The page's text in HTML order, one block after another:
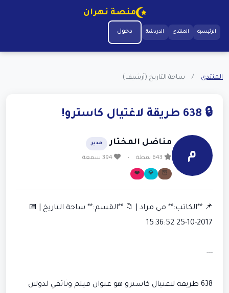
منصة نهران
الرئيسية المنتدى الدردشة دخول
المنتدى / ساحة التاريخ (أرشيف)
🔒 638 طريقة لاغتيال كاسترو!
م
مناضل المختار مدير
•
🦉
💎
❤️
📌 **الكاتب:** مي مراد | 📁 **القسم:** ساحة التاريخ | 📅
2017-10-25 15:36:52
---
638 طريقة لاغتيال كاسترو هو عنوان فيلم وثائقي لدولان